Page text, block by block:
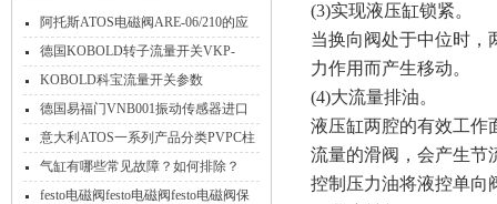
阿托斯ATOS电磁阀ARE-06/210的应
用
德国KOBOLD转子流量开关VKP-
2075R25S功能范围工作原理
KOBOLD科宝流量开关参数
德国易福门VNB001振动传感器进口
相关技术信息指南
意大利ATOS一系列产品分类PVPC柱
塞泵HMP/HM/KM溢流阀
气缸有哪些常见故障？如何排除？
festo电磁阀festo电磁阀festo电磁阀保
(3)实现液压缸锁紧。
当换向阀处于中位时，
力作用而产生移动。
(4)大流量排油。
液压缸两腔的有效工作
流量的滑阀，会产生节
控制压力油将液控单向